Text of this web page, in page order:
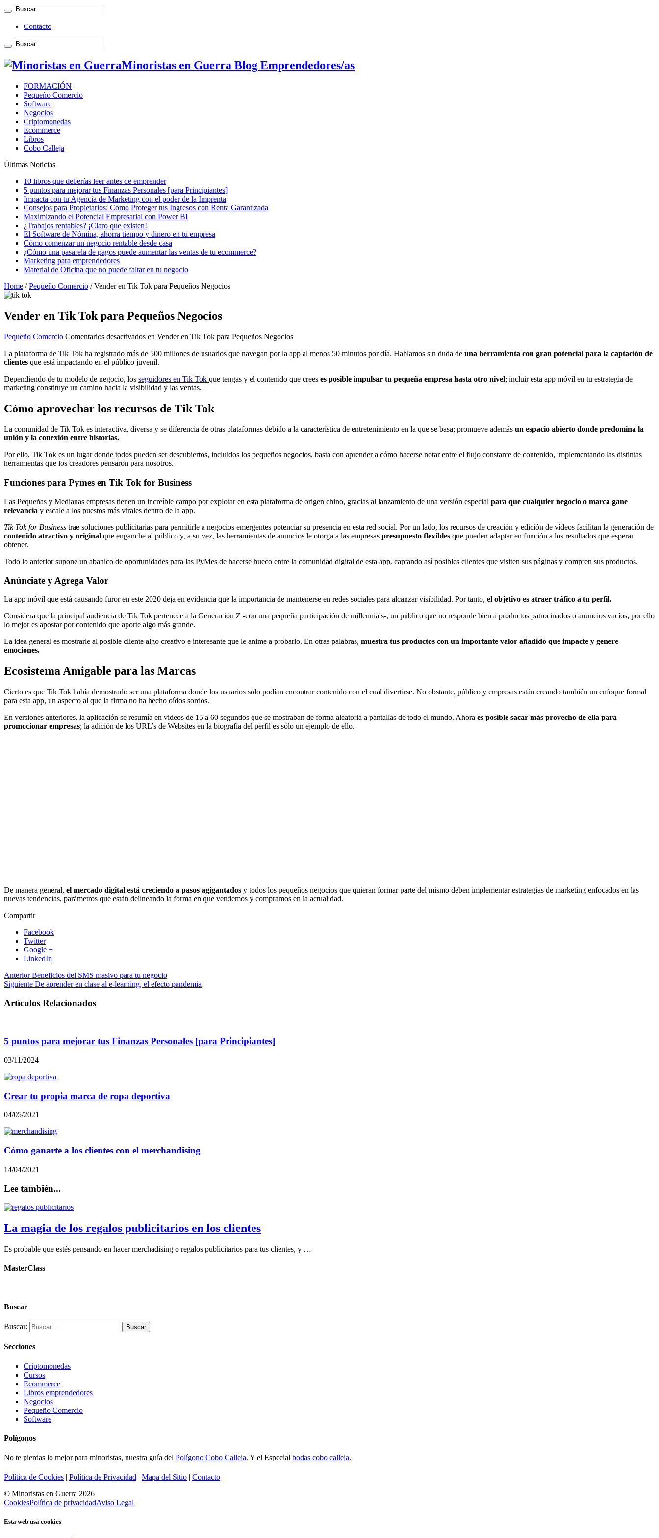
Contacto
Minoristas en Guerra Blog Emprendedores/as
FORMACIÓN
Pequeño Comercio
Software
Negocios
Criptomonedas
Ecommerce
Libros
Cobo Calleja
Últimas Noticias
10 libros que deberías leer antes de emprender
5 puntos para mejorar tus Finanzas Personales [para Principiantes]
Impacta con tu Agencia de Marketing con el poder de la Imprenta
Consejos para Propietarios: Cómo Proteger tus Ingresos con Renta Garantizada
Maximizando el Potencial Empresarial con Power BI
¿Trabajos rentables? ¡Claro que existen!
El Software de Nómina, ahorra tiempo y dinero en tu empresa
Cómo comenzar un negocio rentable desde casa
¿Cómo una pasarela de pagos puede aumentar las ventas de tu ecommerce?
Marketing para emprendedores
Material de Oficina que no puede faltar en tu negocio
Home / Pequeño Comercio / Vender en Tik Tok para Pequeños Negocios
Vender en Tik Tok para Pequeños Negocios
Pequeño Comercio Comentarios desactivados en Vender en Tik Tok para Pequeños Negocios
La plataforma de Tik Tok ha registrado más de 500 millones de usuarios que navegan por la app al menos 50 minutos por día. Hablamos sin duda de una herramienta con gran potencial para la captación de
clientes que está impactando en el público juvenil.
Dependiendo de tu modelo de negocio, los seguidores en Tik Tok que tengas y el contenido que crees es posible impulsar tu pequeña empresa hasta otro nivel; incluir esta app móvil en tu estrategia de
marketing constituye un camino hacia la visibilidad y las ventas.
Cómo aprovechar los recursos de Tik Tok
La comunidad de Tik Tok es interactiva, diversa y se diferencia de otras plataformas debido a la característica de entretenimiento en la que se basa; promueve además un espacio abierto donde predomina la
unión y la conexión entre historias.
Por ello, Tik Tok es un lugar donde todos pueden ser descubiertos, incluidos los pequeños negocios, basta con aprender a cómo hacerse notar entre el flujo constante de contenido, implementando las distintas
herramientas que los creadores pensaron para nosotros.
Funciones para Pymes en Tik Tok for Business
Las Pequeñas y Medianas empresas tienen un increíble campo por explotar en esta plataforma de origen chino, gracias al lanzamiento de una versión especial para que cualquier negocio o marca gane
relevancia y escale a los puestos más virales dentro de la app.
Tik Tok for Business trae soluciones publicitarias para permitirle a negocios emergentes potenciar su presencia en esta red social. Por un lado, los recursos de creación y edición de vídeos facilitan la generación de
contenido atractivo y original que enganche al público y, a su vez, las herramientas de anuncios le otorga a las empresas presupuesto flexibles que pueden adaptar en función a los resultados que esperan
obtener.
Todo lo anterior supone un abanico de oportunidades para las PyMes de hacerse hueco entre la comunidad digital de esta app, captando así posibles clientes que visiten sus páginas y compren sus productos.
Anúnciate y Agrega Valor
La app móvil que está causando furor en este 2020 deja en evidencia que la importancia de mantenerse en redes sociales para alcanzar visibilidad. Por tanto, el objetivo es atraer tráfico a tu perfil.
Considera que la principal audiencia de Tik Tok pertenece a la Generación Z -con una pequeña participación de millennials-, un público que no responde bien a productos patrocinados o anuncios vacíos; por ello
lo mejor es apostar por contenido que aporte algo más grande.
La idea general es mostrarle al posible cliente algo creativo e interesante que le anime a probarlo. En otras palabras, muestra tus productos con un importante valor añadido que impacte y genere
emociones.
Ecosistema Amigable para las Marcas
Cierto es que Tik Tok había demostrado ser una plataforma donde los usuarios sólo podían encontrar contenido con el cual divertirse. No obstante, público y empresas están creando también un enfoque formal
para esta app, un aspecto al que la firma no ha hecho oídos sordos.
En versiones anteriores, la aplicación se resumía en videos de 15 a 60 segundos que se mostraban de forma aleatoria a pantallas de todo el mundo. Ahora es posible sacar más provecho de ella para
promocionar empresas; la adición de los URL’s de Websites en la biografía del perfil es sólo un ejemplo de ello.
De manera general, el mercado digital está creciendo a pasos agigantados y todos los pequeños negocios que quieran formar parte del mismo deben implementar estrategias de marketing enfocados en las
nuevas tendencias, parámetros que están delineando la forma en que vendemos y compramos en la actualidad.
Compartir
Facebook
Twitter
Google +
LinkedIn
AnteriorBeneficios del SMS masivo para tu negocio
Siguiente De aprender en clase al e-learning, el efecto pandemia
Artículos Relacionados
5 puntos para mejorar tus Finanzas Personales [para Principiantes]
03/11/2024
Crear tu propia marca de ropa deportiva
04/05/2021
Cómo ganarte a los clientes con el merchandising
14/04/2021
Lee también...
La magia de los regalos publicitarios en los clientes
Es probable que estés pensando en hacer merchadising o regalos publicitarios para tus clientes, y …
MasterClass
Buscar
Buscar:
Secciones
Criptomonedas
Cursos
Ecommerce
Libros emprendedores
Negocios
Pequeño Comercio
Software
Polígonos
No te pierdas lo mejor para minoristas, nuestra guía del Polígono Cobo Calleja. Y el Especial bodas cobo calleja.
Política de Cookies | Política de Privacidad | Mapa del Sitio | Contacto
© Minoristas en Guerra 2026
CookiesPolítica de privacidadAviso Legal
Esta web usa cookies